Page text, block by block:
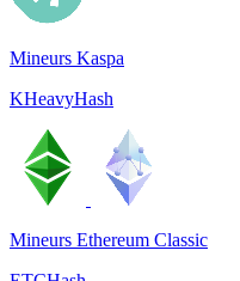
Mineurs Kaspa
KHeavyHash
Mineurs Ethereum Classic